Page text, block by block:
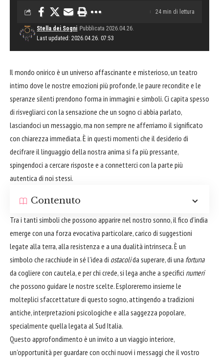
Last updated: 2026.04.26. 07:53
Stella dei Sogni Pubblicata 2026.04.26.
24 min di lettura
Il mondo onirico è un universo affascinante e misterioso, un teatro
intimo dove le nostre emozioni più profonde, le paure recondite e le
speranze silenti prendono forma in immagini e simboli. Ci capita spesso
di risvegliarci con la sensazione che un sogno ci abbia parlato,
lasciandoci un messaggio, ma non sempre ne afferriamo il significato
con chiarezza immediata. È in questi momenti che il desiderio di
decifrare il linguaggio della nostra anima si fa più pressante,
spingendoci a cercare risposte e a connetterci con la parte più
autentica di noi stessi.
Contenuto
Tra i tanti simboli che possono apparire nel nostro sonno, il fico d'india
emerge con una forza evocativa particolare, carico di suggestioni
legate alla terra, alla resistenza e a una dualità intrinseca. È un
simbolo che racchiude in sé l'idea di ostacolida superare, di una fortuna
da cogliere con cautela, e per chi crede, si lega anche a specifici numeri
che possono guidare le nostre scelte. Esploreremo insieme le
molteplici sfaccettature di questo sogno, attingendo a tradizioni
antiche, interpretazioni psicologiche e alla saggezza popolare,
specialmente quella legata al Sud Italia.
Questo approfondimento è un invito a un viaggio interiore,
un'opportunità per guardare con occhi nuovi i messaggi che il vostro